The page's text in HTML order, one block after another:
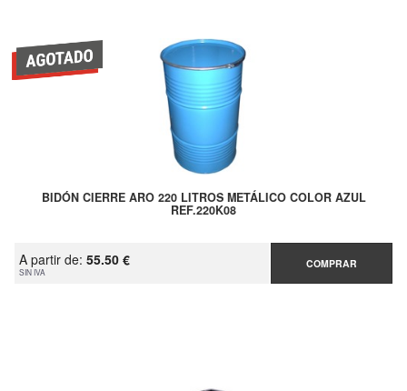
BIDÓN CIERRE ARO 220 LITROS METÁLICO COLOR AZUL
REF.220K08
A partir de: 55.50 €
SIN IVA
COMPRAR